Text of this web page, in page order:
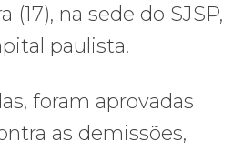
(17), na sede do SJSP,
paulista.
foram aprovadas
as demissões,